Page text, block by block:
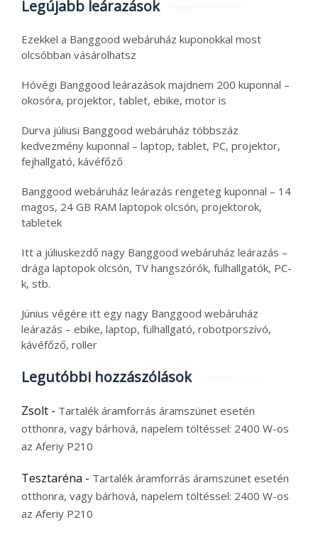
Legújabb leárazások
Ezekkel a Banggood webáruház kuponokkal most
olcsóbban vásárolhatsz
Hóvégi Banggood leárazások majdnem 200 kuponnal –
okosóra, projektor, tablet, ebike, motor is
Durva júliusi Banggood webáruház többszáz
kedvezmény kuponnal – laptop, tablet, PC, projektor,
fejhallgató, kávéfőző
Banggood webáruház leárazás rengeteg kuponnal – 14
magos, 24 GB RAM laptopok olcsón, projektorok,
tabletek
Itt a júliuskezdő nagy Banggood webáruház leárazás –
drága laptopok olcsón, TV hangszórók, fülhallgatók, PC-
k, stb.
Június végére itt egy nagy Banggood webáruház
leárazás – ebike, laptop, fülhallgató, robotporszívó,
kávéfőző, roller
Legutóbbi hozzászólások
Zsolt - Tartalék áramforrás áramszünet esetén
otthonra, vagy bárhová, napelem töltéssel: 2400 W-os
az Aferiy P210
Tesztaréna - Tartalék áramforrás áramszünet esetén
otthonra, vagy bárhová, napelem töltéssel: 2400 W-os
az Aferiy P210